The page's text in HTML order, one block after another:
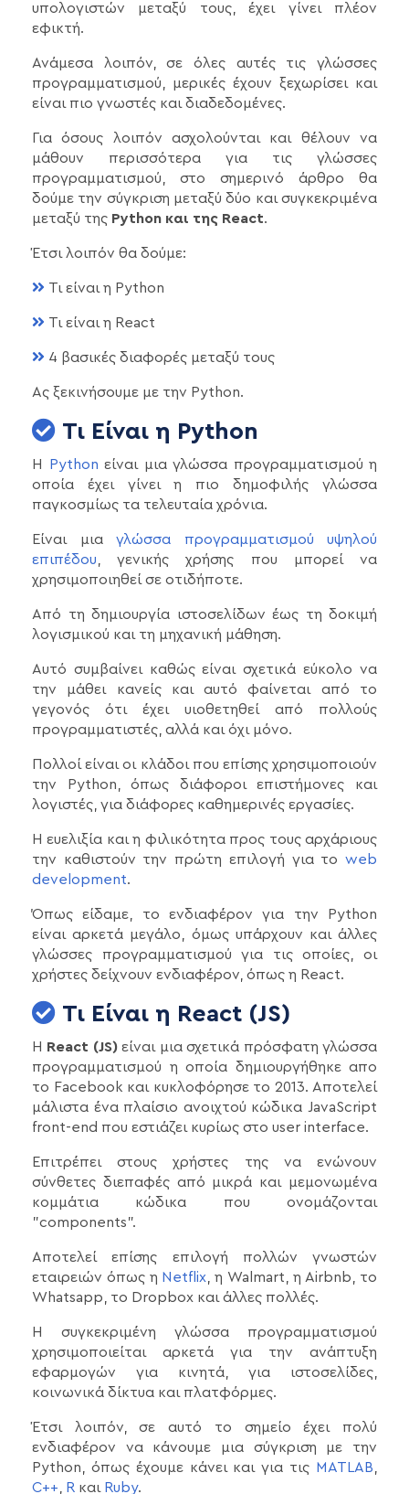
υπολογιστών μεταξύ τους, έχει γίνει πλέον
εφικτή.
Ανάμεσα λοιπόν, σε όλες αυτές τις γλώσσες
προγραμματισμού, μερικές έχουν ξεχωρίσει και
είναι πιο γνωστές και διαδεδομένες.
Για όσους λοιπόν ασχολούνται και θέλουν να
μάθουν περισσότερα για τις γλώσσες
προγραμματισμού, στο σημερινό άρθρο θα
δούμε την σύγκριση μεταξύ δύο και συγκεκριμένα
μεταξύ της Python και της React.
Έτσι λοιπόν θα δούμε:
Τι είναι η Python
Τι είναι η React
4 βασικές διαφορές μεταξύ τους
Ας ξεκινήσουμε με την Python.
Τι Είναι η Python
H Python είναι μια γλώσσα προγραμματισμού η
οποία έχει γίνει η πιο δημοφιλής γλώσσα
παγκοσμίως τα τελευταία χρόνια.
Είναι μια γλώσσα προγραμματισμού υψηλού
επιπέδου , γενικής χρήσης που μπορεί να
χρησιμοποιηθεί σε οτιδήποτε.
Από τη δημιουργία ιστοσελίδων έως τη δοκιμή
λογισμικού και τη μηχανική μάθηση.
Αυτό συμβαίνει καθώς είναι σχετικά εύκολο να
την μάθει κανείς και αυτό φαίνεται από το
γεγονός ότι έχει υιοθετηθεί από πολλούς
προγραμματιστές, αλλά και όχι μόνο.
Πολλοί είναι οι κλάδοι που επίσης χρησιμοποιούν
την Python, όπως διάφοροι επιστήμονες και
λογιστές, για διάφορες καθημερινές εργασίες.
Η ευελιξία και η φιλικότητα προς τους αρχάριους
την καθιστούν την πρώτη επιλογή για το web
development.
Όπως είδαμε, το ενδιαφέρον για την Python
είναι αρκετά μεγάλο, όμως υπάρχουν και άλλες
γλώσσες προγραμματισμού για τις οποίες, οι
χρήστες δείχνουν ενδιαφέρον, όπως η React.
Τι Είναι η React (JS)
H React (JS)είναι μια σχετικά πρόσφατη γλώσσα
προγραμματισμού η οποία δημιουργήθηκε απο
το Facebook και κυκλοφόρησε το 2013. Αποτελεί
μάλιστα ένα πλαίσιο ανοιχτού κώδικα JavaScript
front-end που εστιάζει κυρίως στο user interface.
Επιτρέπει στους χρήστες της να ενώνουν
σύνθετες διεπαφές από μικρά και μεμονωμένα
κομμάτια κώδικα που ονομάζονται
"components".
Αποτελεί επίσης επιλογή πολλών γνωστών
εταιρειών όπως η Netflix , η Walmart, η Airbnb, το
Whatsapp, το Dropbox και άλλες πολλές.
Η συγκεκριμένη γλώσσα προγραμματισμού
χρησιμοποιείται αρκετά για την ανάπτυξη
εφαρμογών για κινητά, για ιστοσελίδες,
κοινωνικά δίκτυα και πλατφόρμες.
Έτσι λοιπόν, σε αυτό το σημείο έχει πολύ
ενδιαφέρον να κάνουμε μια σύγκριση με την
Python, όπως έχουμε κάνει και για τις MATLAB
C++
R και Ruby.